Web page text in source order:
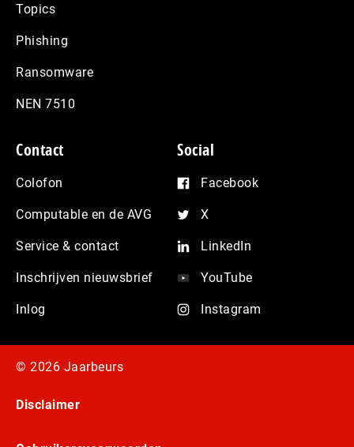
Topics
Phishing
Ransomware
NEN 7510
Contact
Colofon
Computable en de AVG
Service & contact
Inschrijven nieuwsbrief
Inlog
Social
Facebook
X
LinkedIn
YouTube
Instagram
© 2026 Jaarbeurs
Disclaimer